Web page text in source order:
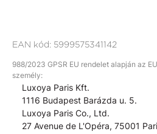
EAN kód: 5999575341142
988/2023 GPSR EU rendelet alapján az
személy:
Luxoya Paris Kft.
1116 Budapest Barázda u. 5.
Luxoya Paris Co., Ltd.
27 Avenue de L'Opéra, 75001